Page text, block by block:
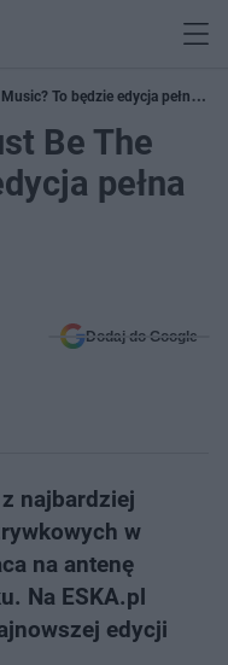
To będzie edycja pełna
Be The
pełna
Dodaj do Google
najbardziej
w
na antenę
Na ESKA.pl
edycji